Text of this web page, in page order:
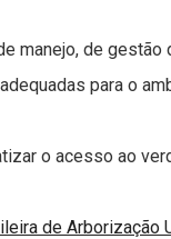
manejo, de
para o
o acesso ao
de Arborização